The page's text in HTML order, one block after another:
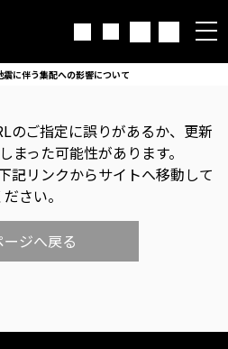
に伴う集配への影響について
のご指定に誤りがあるか、更新
まった可能性があります。
記リンクからサイトへ移動して
ださい。
ージへ戻る